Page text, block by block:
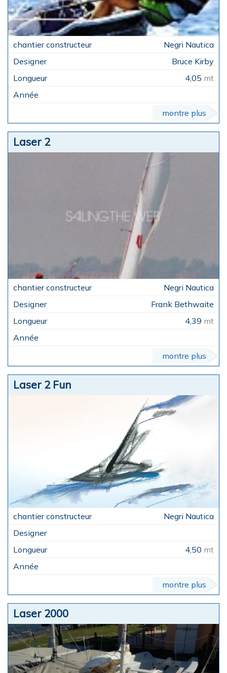
Negri Nautica
Bruce Kirby
4,05 mt
montre plus
Laser 2
Negri Nautica
Frank Bethwaite
4,39 mt
montre plus
Laser 2 Fun
Negri Nautica
4,50 mt
montre plus
Laser 2000